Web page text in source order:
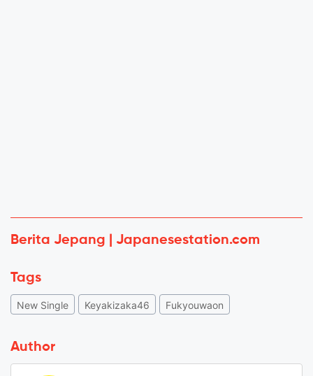
Berita Jepang | Japanesestation.com
Tags
New Single Keyakizaka46 Fukyouwaon
Author